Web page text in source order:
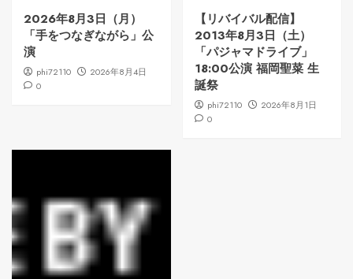
2026年8月3日（月）
「手をつなぎながら」公
演
phi72110
2026年8月4日
0
【リバイバル配信】
2013年8月3日（土）
「パジャマドライブ」
18:00公演 福岡聖菜 生
誕祭
phi72110
2026年8月1日
0